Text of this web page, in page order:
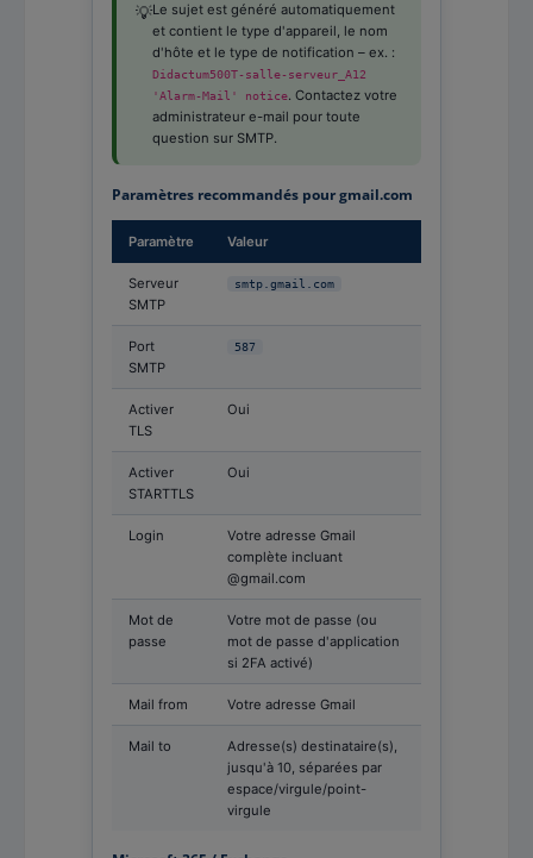
💡Le sujet est généré automatiquement
et contient le type d'appareil, le nom
d'hôte et le type de notification – ex. :
Didactum500T-salle-serveur_A12
'Alarm-Mail' notice. Contactez votre
administrateur e-mail pour toute
question sur SMTP.
Paramètres recommandés pour gmail.com
Paramètre Valeur
Serveur
SMTP
smtp.gmail.com
Port
SMTP
587
Activer
TLS
Oui
Activer
STARTTLS
Oui
Login
Votre adresse Gmail
complète incluant
@gmail.com
Mot de
passe
Votre mot de passe (ou
mot de passe d'application
si 2FA activé)
Mail from Votre adresse Gmail
Mail to
Adresse(s) destinataire(s),
jusqu'à 10, séparées par
espace/virgule/point-
virgule